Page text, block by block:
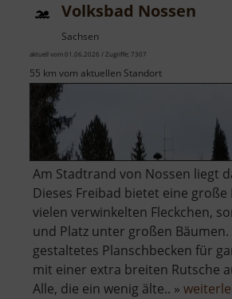
Volksbad Nossen
Sachsen
aktuell vom 01.06.2026 / Zugriffe: 7307
55 km vom aktuellen Standort
Am Stadtrand von Nossen liegt
Dieses Freibad bietet eine große
vielen verwinkelten Fleckchen,
und Platz unter großen Bäumen.
gestaltetes Planschbecken für
mit einer extra breiten Rutsche
Alle, die ein wenig älte.. »